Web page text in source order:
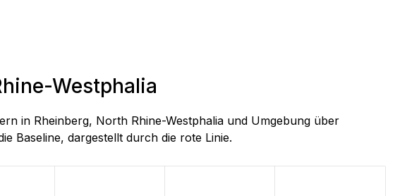
Westphalia
in Rheinberg, North Rhine-Westphalia und Umgebung über
Baseline, dargestellt durch die rote Linie.